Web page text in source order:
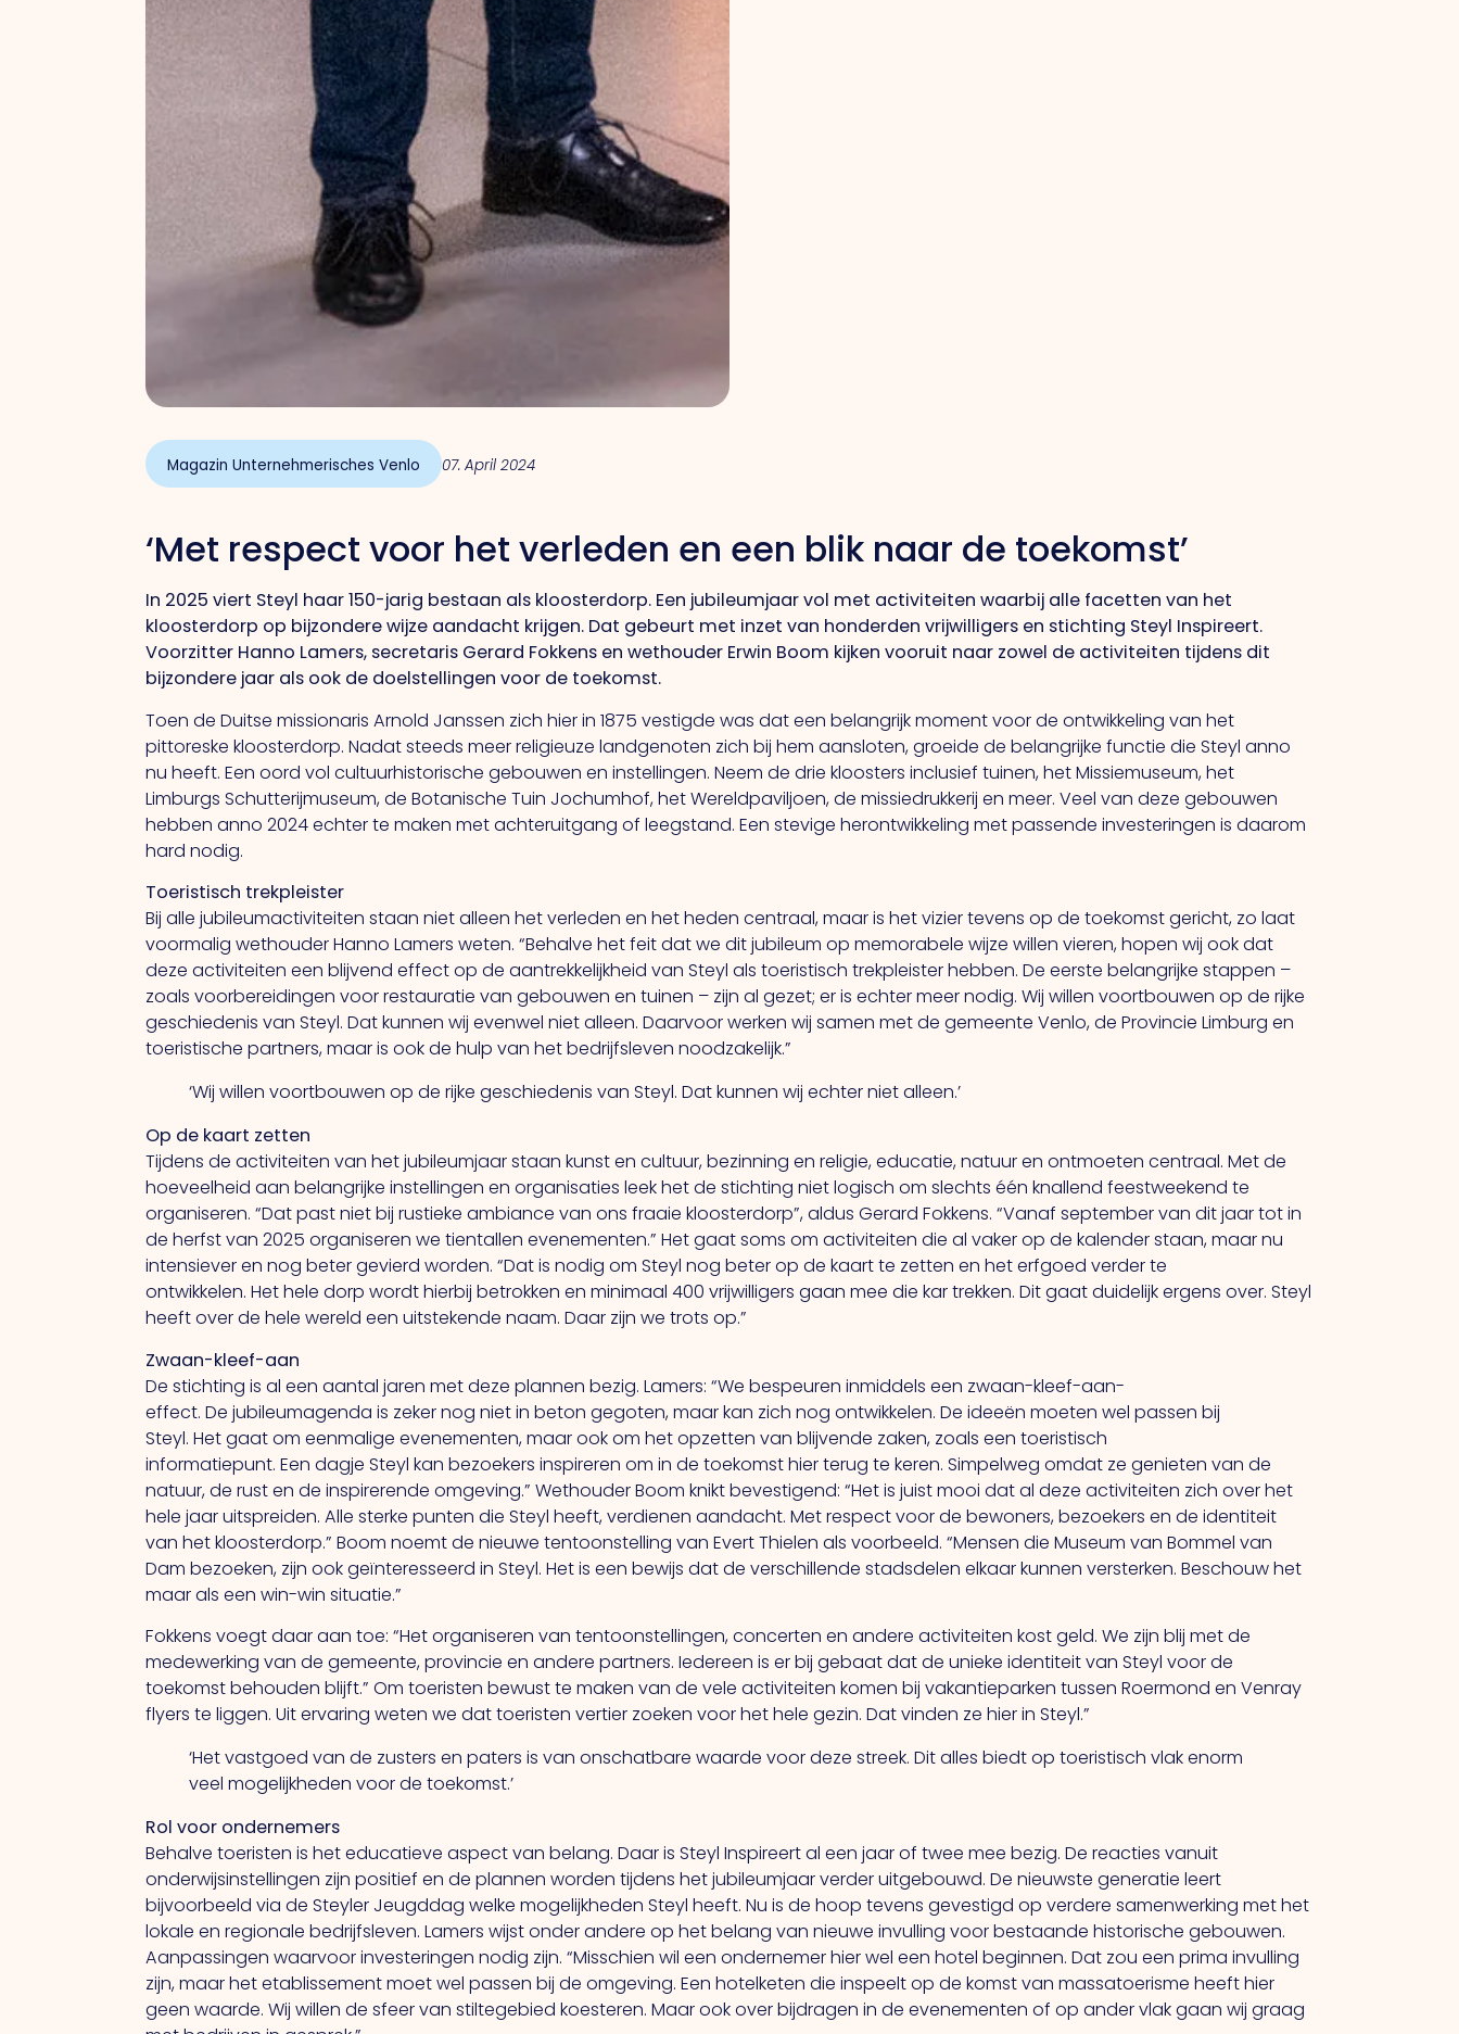
Magazin Unternehmerisches Venlo 07. April 2024
‘Met respect voor het verleden en een blik naar de toekomst’
In 2025 viert Steyl haar 150-jarig bestaan als kloosterdorp. Een jubileumjaar vol met activiteiten waarbij alle facetten van het
kloosterdorp op bijzondere wijze aandacht krijgen. Dat gebeurt met inzet van honderden vrijwilligers en stichting Steyl Inspireert.
Voorzitter Hanno Lamers, secretaris Gerard Fokkens en wethouder Erwin Boom kijken vooruit naar zowel de activiteiten tijdens dit
bijzondere jaar als ook de doelstellingen voor de toekomst.
Toen de Duitse missionaris Arnold Janssen zich hier in 1875 vestigde was dat een belangrijk moment voor de ontwikkeling van het
pittoreske kloosterdorp. Nadat steeds meer religieuze landgenoten zich bij hem aansloten, groeide de belangrijke functie die Steyl anno
nu heeft. Een oord vol cultuurhistorische gebouwen en instellingen. Neem de drie kloosters inclusief tuinen, het Missiemuseum, het
Limburgs Schutterijmuseum, de Botanische Tuin Jochumhof, het Wereldpaviljoen, de missiedrukkerij en meer. Veel van deze gebouwen
hebben anno 2024 echter te maken met achteruitgang of leegstand. Een stevige herontwikkeling met passende investeringen is daarom
hard nodig.
Toeristisch trekpleister
Bij alle jubileumactiviteiten staan niet alleen het verleden en het heden centraal, maar is het vizier tevens op de toekomst gericht, zo laat
voormalig wethouder Hanno Lamers weten. “Behalve het feit dat we dit jubileum op memorabele wijze willen vieren, hopen wij ook dat
deze activiteiten een blijvend effect op de aantrekkelijkheid van Steyl als toeristisch trekpleister hebben. De eerste belangrijke stappen –
zoals voorbereidingen voor restauratie van gebouwen en tuinen – zijn al gezet; er is echter meer nodig. Wij willen voortbouwen op de rijke
geschiedenis van Steyl. Dat kunnen wij evenwel niet alleen. Daarvoor werken wij samen met de gemeente Venlo, de Provincie Limburg en
toeristische partners, maar is ook de hulp van het bedrijfsleven noodzakelijk.”
‘Wij willen voortbouwen op de rijke geschiedenis van Steyl. Dat kunnen wij echter niet alleen.’
Op de kaart zetten
Tijdens de activiteiten van het jubileumjaar staan kunst en cultuur, bezinning en religie, educatie, natuur en ontmoeten centraal. Met de
hoeveelheid aan belangrijke instellingen en organisaties leek het de stichting niet logisch om slechts één knallend feestweekend te
organiseren. “Dat past niet bij rustieke ambiance van ons fraaie kloosterdorp”, aldus Gerard Fokkens. “Vanaf september van dit jaar tot in
de herfst van 2025 organiseren we tientallen evenementen.” Het gaat soms om activiteiten die al vaker op de kalender staan, maar nu
intensiever en nog beter gevierd worden. “Dat is nodig om Steyl nog beter op de kaart te zetten en het erfgoed verder te
ontwikkelen. Het hele dorp wordt hierbij betrokken en minimaal 400 vrijwilligers gaan mee die kar trekken. Dit gaat duidelijk ergens over. Steyl
heeft over de hele wereld een uitstekende naam. Daar zijn we trots op.”
Zwaan-kleef-aan
De stichting is al een aantal jaren met deze plannen bezig. Lamers: “We bespeuren inmiddels een zwaan-kleef-aan-
effect. De jubileumagenda is zeker nog niet in beton gegoten, maar kan zich nog ontwikkelen. De ideeën moeten wel passen bij
Steyl. Het gaat om eenmalige evenementen, maar ook om het opzetten van blijvende zaken, zoals een toeristisch
informatiepunt. Een dagje Steyl kan bezoekers inspireren om in de toekomst hier terug te keren. Simpelweg omdat ze genieten van de
natuur, de rust en de inspirerende omgeving.” Wethouder Boom knikt bevestigend: “Het is juist mooi dat al deze activiteiten zich over het
hele jaar uitspreiden. Alle sterke punten die Steyl heeft, verdienen aandacht. Met respect voor de bewoners, bezoekers en de identiteit
van het kloosterdorp.” Boom noemt de nieuwe tentoonstelling van Evert Thielen als voorbeeld. “Mensen die Museum van Bommel van
Dam bezoeken, zijn ook geïnteresseerd in Steyl. Het is een bewijs dat de verschillende stadsdelen elkaar kunnen versterken. Beschouw het
maar als een win-win situatie.”
Fokkens voegt daar aan toe: “Het organiseren van tentoonstellingen, concerten en andere activiteiten kost geld. We zijn blij met de
medewerking van de gemeente, provincie en andere partners. Iedereen is er bij gebaat dat de unieke identiteit van Steyl voor de
toekomst behouden blijft.” Om toeristen bewust te maken van de vele activiteiten komen bij vakantieparken tussen Roermond en Venray
flyers te liggen. Uit ervaring weten we dat toeristen vertier zoeken voor het hele gezin. Dat vinden ze hier in Steyl.”
‘Het vastgoed van de zusters en paters is van onschatbare waarde voor deze streek. Dit alles biedt op toeristisch vlak enorm
veel mogelijkheden voor de toekomst.’
Rol voor ondernemers
Behalve toeristen is het educatieve aspect van belang. Daar is Steyl Inspireert al een jaar of twee mee bezig. De reacties vanuit
onderwijsinstellingen zijn positief en de plannen worden tijdens het jubileumjaar verder uitgebouwd. De nieuwste generatie leert
bijvoorbeeld via de Steyler Jeugddag welke mogelijkheden Steyl heeft. Nu is de hoop tevens gevestigd op verdere samenwerking met het
lokale en regionale bedrijfsleven. Lamers wijst onder andere op het belang van nieuwe invulling voor bestaande historische gebouwen.
Aanpassingen waarvoor investeringen nodig zijn. “Misschien wil een ondernemer hier wel een hotel beginnen. Dat zou een prima invulling
zijn, maar het etablissement moet wel passen bij de omgeving. Een hotelketen die inspeelt op de komst van massatoerisme heeft hier
geen waarde. Wij willen de sfeer van stiltegebied koesteren. Maar ook over bijdragen in de evenementen of op ander vlak gaan wij graag